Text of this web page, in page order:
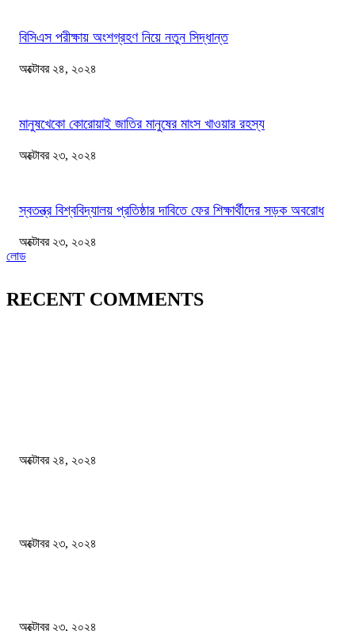
বিসিএস পরীক্ষায় অংশগ্রহণ নিয়ে নতুন সিদ্ধান্ত
অক্টোবর ২৪, ২০২৪
মানুষখেকো কোরোয়াই জাতির মানুষের মাংস খাওয়ার রহস্য
অক্টোবর ২৩, ২০২৪
স্বতন্ত্র বিশ্ববিদ্যালয় প্রতিষ্ঠার দাবিতে ফের শিক্ষার্থীদের সড়ক অবরোধ
অক্টোবর ২৩, ২০২৪
লোড
RECENT COMMENTS
অক্টোবর ২৪, ২০২৪
অক্টোবর ২৩, ২০২৪
অক্টোবর ২৩, ২০২৪